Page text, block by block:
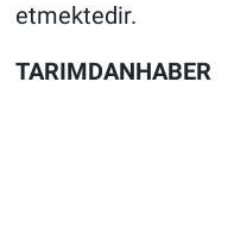
etmektedir.
TARIMDANHABER